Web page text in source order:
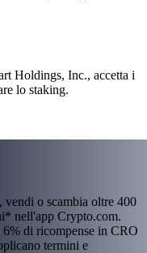
Holdings, Inc., accetta i
lo staking.
o scambia oltre 400
nell'app Crypto.com.
di ricompense in CRO
termini e